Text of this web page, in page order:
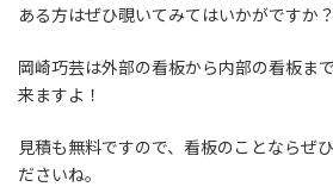
ある方はぜひ覗いてみてはいかがですか？
岡崎巧芸は外部の看板から内部の看板ま
来ますよ！
見積も無料ですので、看板のことならぜ
ださいね。